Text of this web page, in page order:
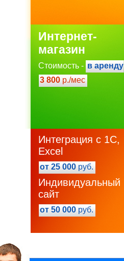
Интернет-
магазин
Стоимость - в аренду
3 800 р./мес
Интеграция с 1С,
Excel
от 25 000 руб.
Индивидуальный
сайт
от 50 000 руб.